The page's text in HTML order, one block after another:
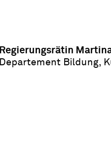
Regierungsrätin
Departement Bildung,